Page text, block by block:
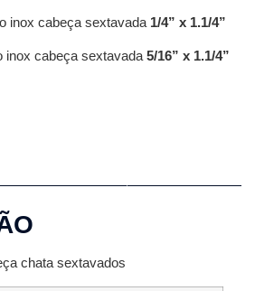
inox cabeça sextavada 1/4” x 1.1/4”
inox cabeça sextavada 5/16” x 1.1/4”
chata sextavados